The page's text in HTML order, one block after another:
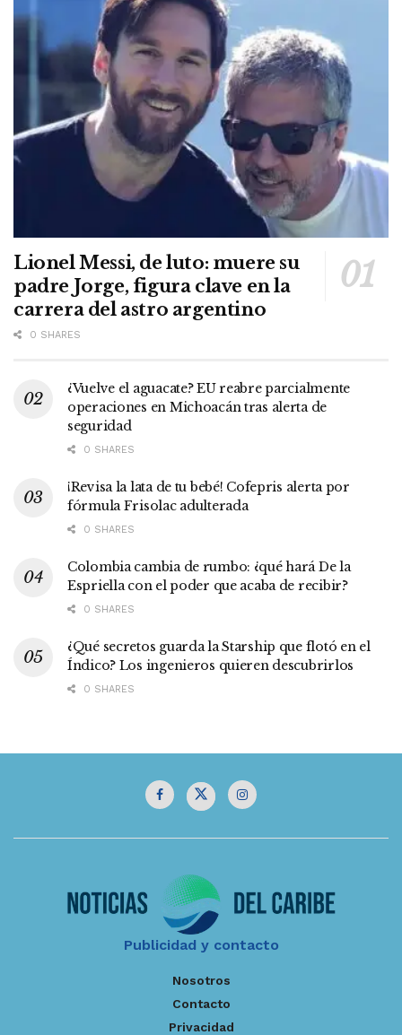
Lionel Messi, de luto: muere su
padre Jorge, figura clave en la
carrera del astro argentino
0 SHARES
¿Vuelve el aguacate? EU reabre parcialmente
operaciones en Michoacán tras alerta de
seguridad
0 SHARES
¡Revisa la lata de tu bebé! Cofepris alerta por
fórmula Frisolac adulterada
0 SHARES
Colombia cambia de rumbo: ¿qué hará De la
Espriella con el poder que acaba de recibir?
0 SHARES
¿Qué secretos guarda la Starship que flotó en el
Índico? Los ingenieros quieren descubrirlos
0 SHARES
Publicidad y contacto
Nosotros
Contacto
Privacidad